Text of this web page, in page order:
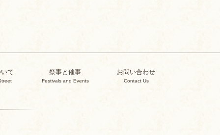
て 祭事と催事
Festivals and Events
お問い合わせ
Contact Us